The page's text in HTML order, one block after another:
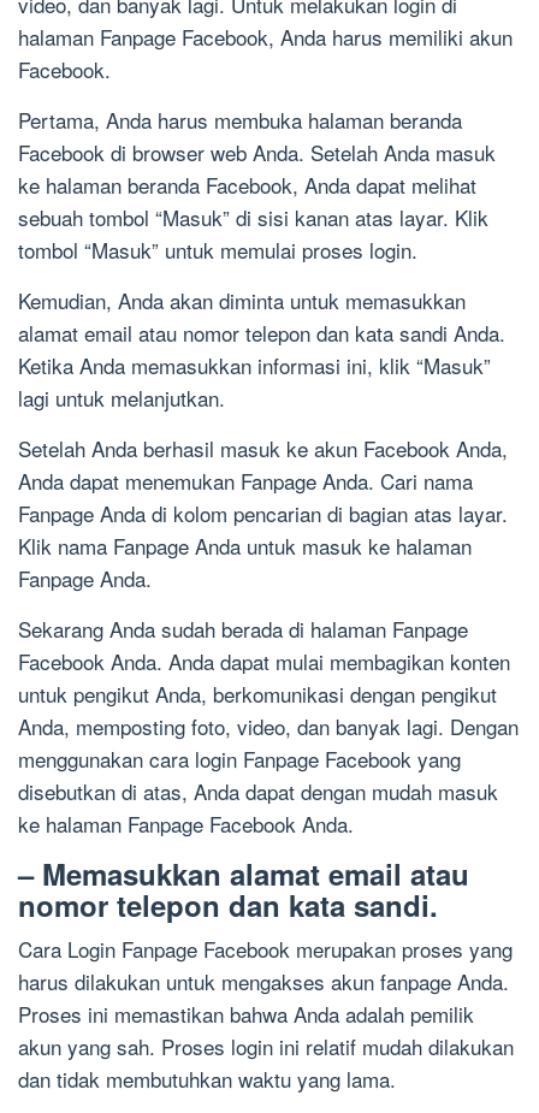
halaman Fanpage Facebook, Anda harus memiliki akun
Facebook.
Pertama, Anda harus membuka halaman beranda
Facebook di browser web Anda. Setelah Anda masuk
ke halaman beranda Facebook, Anda dapat melihat
sebuah tombol “Masuk” di sisi kanan atas layar. Klik
tombol “Masuk” untuk memulai proses login.
Kemudian, Anda akan diminta untuk memasukkan
alamat email atau nomor telepon dan kata sandi Anda.
Ketika Anda memasukkan informasi ini, klik “Masuk”
lagi untuk melanjutkan.
Setelah Anda berhasil masuk ke akun Facebook Anda,
Anda dapat menemukan Fanpage Anda. Cari nama
Fanpage Anda di kolom pencarian di bagian atas layar.
Klik nama Fanpage Anda untuk masuk ke halaman
Fanpage Anda.
Sekarang Anda sudah berada di halaman Fanpage
Facebook Anda. Anda dapat mulai membagikan konten
untuk pengikut Anda, berkomunikasi dengan pengikut
Anda, memposting foto, video, dan banyak lagi. Dengan
menggunakan cara login Fanpage Facebook yang
disebutkan di atas, Anda dapat dengan mudah masuk
ke halaman Fanpage Facebook Anda.
– Memasukkan alamat email atau
nomor telepon dan kata sandi.
Cara Login Fanpage Facebook merupakan proses yang
harus dilakukan untuk mengakses akun fanpage Anda.
Proses ini memastikan bahwa Anda adalah pemilik
akun yang sah. Proses login ini relatif mudah dilakukan
dan tidak membutuhkan waktu yang lama.